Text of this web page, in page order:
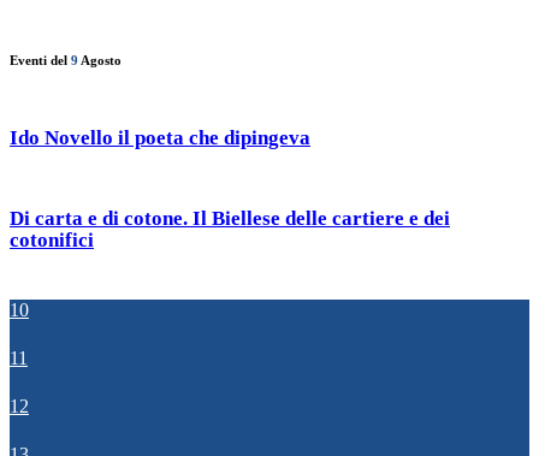
Eventi del 9 Agosto
Ido Novello il poeta che dipingeva
Di carta e di cotone. Il Biellese delle cartiere e dei
cotonifici
10
11
12